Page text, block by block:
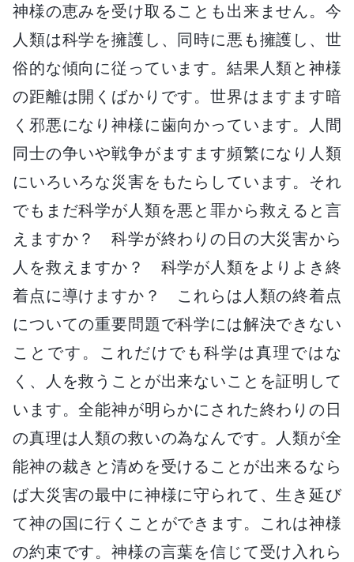
神様の恵みを受け取ることも出来ません。今
人類は科学を擁護し、同時に悪も擁護し、世
俗的な傾向に従っています。結果人類と神様
の距離は開くばかりです。世界はますます暗
く邪悪になり神様に歯向かっています。人間
同士の争いや戦争がますます頻繁になり人類
にいろいろな災害をもたらしています。それ
でもまだ科学が人類を悪と罪から救えると言
えますか？ 科学が終わりの日の大災害から
人を救えますか？ 科学が人類をよりよき終
着点に導けますか？ これらは人類の終着点
についての重要問題で科学には解決できない
ことです。これだけでも科学は真理ではな
く、人を救うことが出来ないことを証明して
います。全能神が明らかにされた終わりの日
の真理は人類の救いの為なんです。人類が全
能神の裁きと清めを受けることが出来るなら
ば大災害の最中に神様に守られて、生き延び
て神の国に行くことができます。これは神様
の約束です。神様の言葉を信じて受け入れら